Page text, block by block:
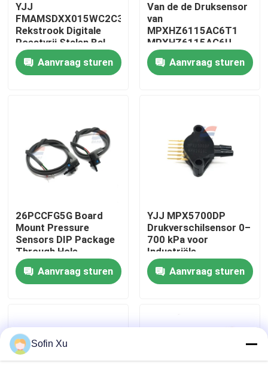
Huis
Producten
Over ons
Fabriekstocht
Kwaliteitscontrole
Neem contact met ons op
Nieuws
De Sensor van het zuurstofgas
Elektrochemische Gassensor
YJJ
FMAMSDXX015WC2C3
Rekstrook Digitale
Roestvrij Stalen Bal
Contact Type Micro
Krachtsensor 15N
(1,53kgf)
Aanvraag sturen
Van de de Druksensor
van
MPXHZ6115AC6T1
MPXHZ6115AC6U
MPXH6115AC6U de
Output 0.2V-4.7V
Aanvraag sturen
26PCCFG5G Board
Mount Pressure
Sensors DIP Package
Through Hole
Aanvraag sturen
YJJ MPX5700DP
Drukverschilsensor 0–
700 kPa voor
Industriële
Automatisering
Aanvraag sturen
Sofin Xu